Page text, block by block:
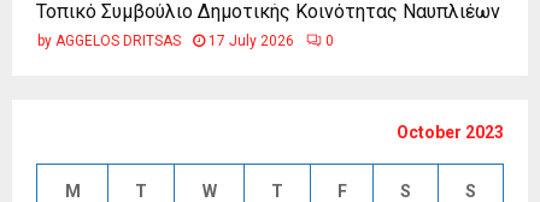
Τοπικό Συμβούλιο Δημοτικής Κοινότητας Ναυπλιέων
by AGGELOS DRITSAS 17 July 2026 0
October 2023
M T W T F S S